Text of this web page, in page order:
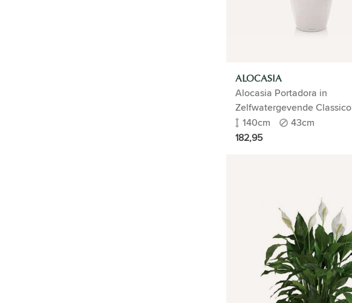
ALOCASIA
Alocasia Portadora in
Zelfwatergevende Classico
140cm
43cm
182,95